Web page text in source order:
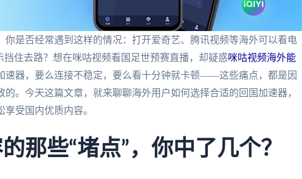
你是否经常遇到这样的情况：打开爱奇艺、腾讯视频等海外可以看电
挡住去路？想在咪咕视频看国足世预赛直播，却疑惑咪咕视频海外能
速器，要么连接不稳定，要么看十分钟就卡顿——这些痛点，都是因
。今天这篇文章，就来聊聊海外用户如何选择合适的回国加速器，
受国内优质内容。
那些“堵点”，你中了几个？